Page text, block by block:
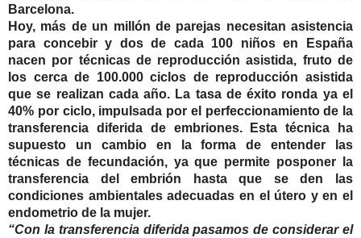
Barcelona.
Hoy, más de un millón de parejas necesitan asistencia
para concebir y dos de cada 100 niños en España
nacen por técnicas de reproducción asistida, fruto de
los cerca de 100.000 ciclos de reproducción asistida
que se realizan cada año. La tasa de éxito ronda ya el
40% por ciclo, impulsada por el perfeccionamiento de la
transferencia diferida de embriones. Esta técnica ha
supuesto un cambio en la forma de entender las
técnicas de fecundación, ya que permite posponer la
transferencia del embrión hasta que se den las
condiciones ambientales adecuadas en el útero y en el
endometrio de la mujer.
“Con la transferencia diferida pasamos de considerar el